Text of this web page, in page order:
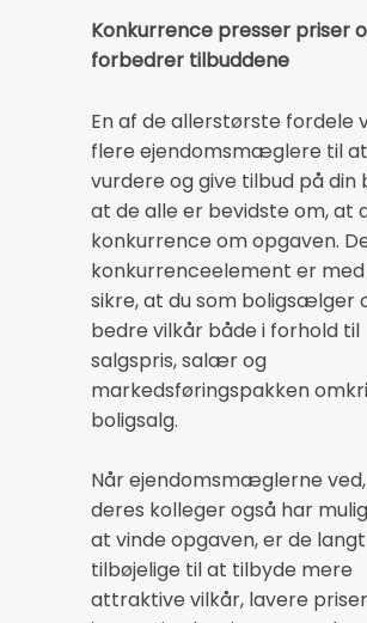
Konkurrence presser priser
forbedrer tilbuddene
En af de allerstørste fordele
flere ejendomsmæglere til at
vurdere og give tilbud på din
at de alle er bevidste om, at
konkurrence om opgaven.
konkurrenceelement er
sikre, at du som boligsælger
bedre vilkår både i forhold til
salgspris, salær og
markedsføringspakken
boligsalg.
Når ejendomsmæglerne
deres kolleger også har
at vinde opgaven, er de
tilbøjelige til at tilbyde mere
attraktive vilkår, lavere